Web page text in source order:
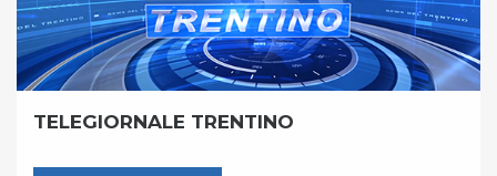
TELEGIORNALE TRENTINO